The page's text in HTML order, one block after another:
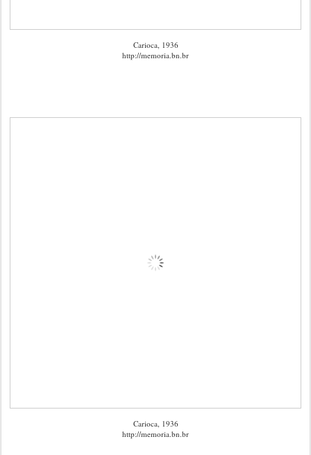
Carioca, 1936
http://memoria.bn.br
Carioca, 1936
http://memoria.bn.br